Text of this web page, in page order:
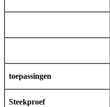
toepassingen
Steekproef